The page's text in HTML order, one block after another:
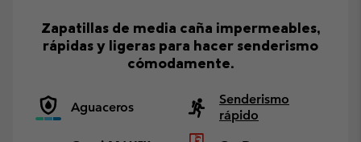
Zapatillas de media caña impermeables,
rápidas y ligeras para hacer senderismo
cómodamente.
Aguaceros
Senderismo
rápido